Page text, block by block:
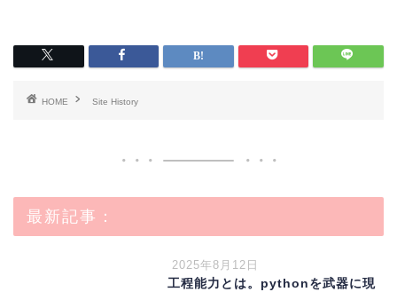
HOME Site History
最新記事：
2025年8月12日
工程能力とは。pythonを武器に現